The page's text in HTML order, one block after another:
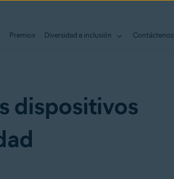
Premios Diversidad e inclusión Contáctenos
dispositivos